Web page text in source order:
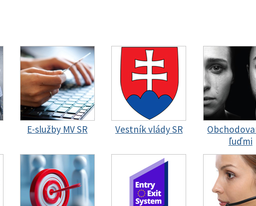
E-služby MV SR Vestník vlády SR
ľuďmi